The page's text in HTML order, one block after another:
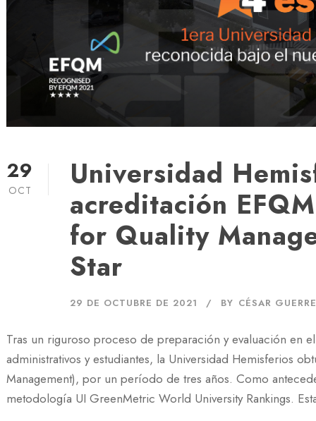
29
OCT
Universidad
acreditación
for Quality
Star
29 DE OCTUBRE DE 2021 BY CÉSAR
Tras un riguroso proceso de preparación y evaluación en
administrativos y estudiantes, la Universidad Hemisferios
Management), por un período de tres años. Como
metodología UI GreenMetric World University Rankings.